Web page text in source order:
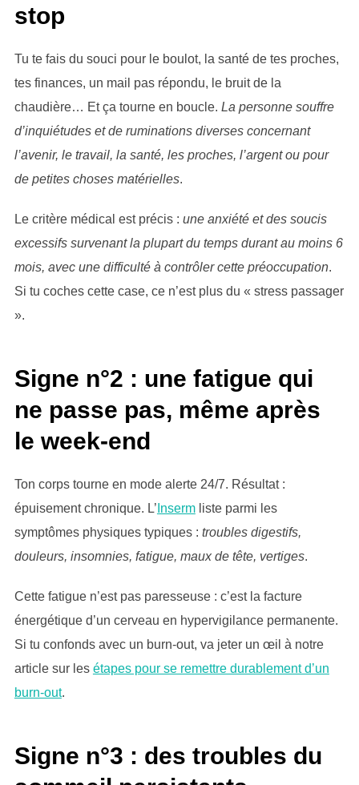
stop
Tu te fais du souci pour le boulot, la santé de tes proches,
tes finances, un mail pas répondu, le bruit de la
chaudière… Et ça tourne en boucle. La personne souffre
d’inquiétudes et de ruminations diverses concernant
l’avenir, le travail, la santé, les proches, l’argent ou pour
de petites choses matérielles.
Le critère médical est précis : une anxiété et des soucis
excessifs survenant la plupart du temps durant au moins 6
mois, avec une difficulté à contrôler cette préoccupation.
Si tu coches cette case, ce n’est plus du « stress passager
».
Signe n°2 : une fatigue qui
ne passe pas, même après
le week-end
Ton corps tourne en mode alerte 24/7. Résultat :
épuisement chronique. L’ Insermliste parmi les
symptômes physiques typiques : troubles digestifs,
douleurs, insomnies, fatigue, maux de tête, vertiges.
Cette fatigue n’est pas paresseuse : c’est la facture
énergétique d’un cerveau en hypervigilance permanente.
Si tu confonds avec un burn-out, va jeter un œil à notre
article sur les étapes pour se remettre durablement d’un
burn-out.
Signe n°3 : des troubles du